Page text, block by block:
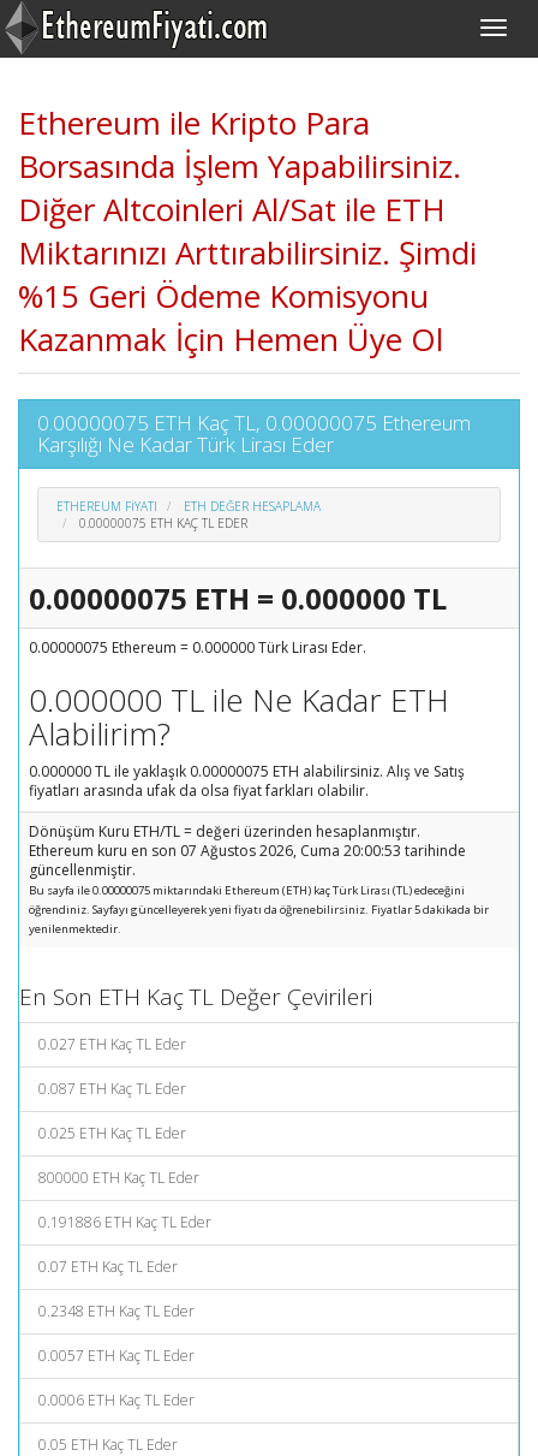
Ethereum ile Kripto Para
Borsasında İşlem Yapabilirsiniz.
Diğer Altcoinleri Al/Sat ile ETH
Miktarınızı Arttırabilirsiniz. Şimdi
%15 Geri Ödeme Komisyonu
Kazanmak İçin Hemen Üye Ol
0.00000075 ETH Kaç TL, 0.00000075 Ethereum
Karşılığı Ne Kadar Türk Lirası Eder
ETHEREUM FIYATI
ETH DEĞER HESAPLAMA
0.00000075 ETH KAÇ TL EDER
0.00000075 ETH = 0.000000 TL
0.00000075 Ethereum = 0.000000 Türk Lirası Eder.
0.000000 TL ile Ne Kadar ETH
Alabilirim?
0.000000 TL ile yaklaşık 0.00000075 ETH alabilirsiniz. Alış ve Satış
fiyatları arasında ufak da olsa fiyat farkları olabilir.
Dönüşüm Kuru ETH/TL = değeri üzerinden hesaplanmıştır.
Ethereum kuru en son 07 Ağustos 2026, Cuma 20:00:53 tarihinde
güncellenmiştir.
Bu sayfa ile 0.00000075 miktarındaki Ethereum (ETH) kaç Türk Lirası (TL) edeceğini
öğrendiniz. Sayfayı güncelleyerek yeni fiyatı da öğrenebilirsiniz. Fiyatlar 5 dakikada bir
yenilenmektedir.
En Son ETH Kaç TL Değer Çevirileri
0.027 ETH Kaç TL Eder
0.087 ETH Kaç TL Eder
0.025 ETH Kaç TL Eder
800000 ETH Kaç TL Eder
0.191886 ETH Kaç TL Eder
0.07 ETH Kaç TL Eder
0.2348 ETH Kaç TL Eder
0.0057 ETH Kaç TL Eder
0.0006 ETH Kaç TL Eder
0.05 ETH Kaç TL Eder